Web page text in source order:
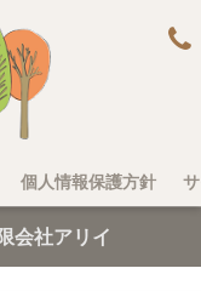
個人情報保護方針
会社アリイ